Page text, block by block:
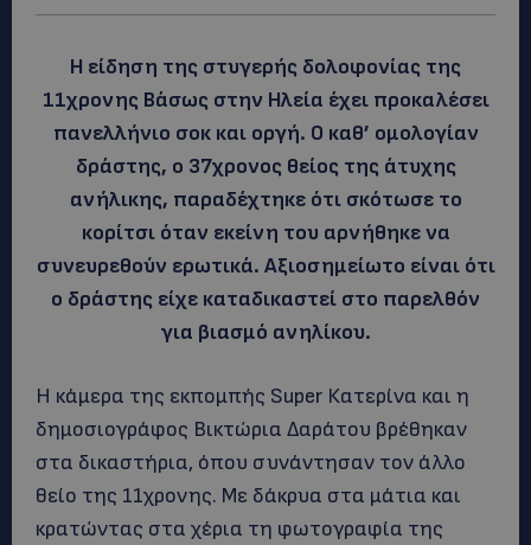
Η είδηση της στυγερής δολοφονίας της
11χρονης Βάσως στην Ηλεία έχει προκαλέσει
πανελλήνιο σοκ και οργή. Ο καθ’ ομολογίαν
δράστης, ο 37χρονος θείος της άτυχης
ανήλικης, παραδέχτηκε ότι σκότωσε το
κορίτσι όταν εκείνη του αρνήθηκε να
συνευρεθούν ερωτικά. Αξιοσημείωτο είναι ότι
ο δράστης είχε καταδικαστεί στο παρελθόν
για βιασμό ανηλίκου.
Η κάμερα της εκπομπής Super Κατερίνα και η
δημοσιογράφος Βικτώρια Δαράτου βρέθηκαν
στα δικαστήρια, όπου συνάντησαν τον άλλο
θείο της 11χρονης. Με δάκρυα στα μάτια και
κρατώντας στα χέρια τη φωτογραφία της